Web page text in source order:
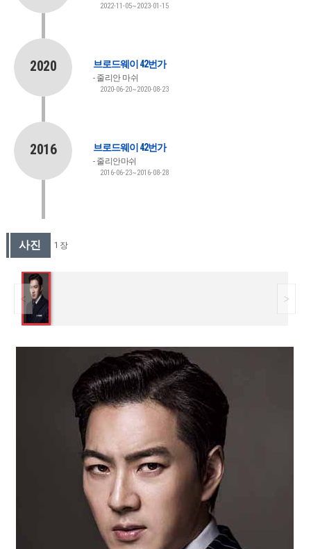
2022-11-05~2023-01-15
2020 브로드웨이 42번가
줄리안 마쉬
2020-06-20~2020-08-23
2016 브로드웨이 42번가
줄리안마쉬
2016-06-23~2016-08-28
사진 1 장